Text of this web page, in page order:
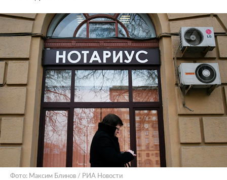
Фото: Максим Блинов / РИА Новости